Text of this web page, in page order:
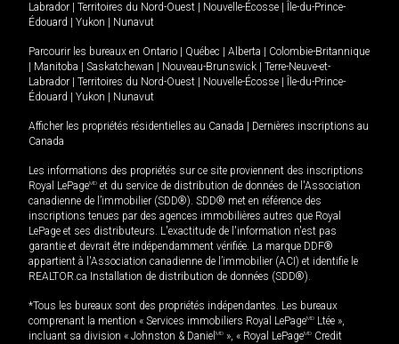
Labrador
Territoires du Nord-Ouest Nouvelle-Écosse
Île-du-Prince-
Édouard
Yukon Nunavut
Parcourir les bureaux en Ontario Québec Alberta
Colombie-Britannique
Manitoba Saskatchewan Nouveau-Brunswick
Terre-Neuve-et-
Labrador
Territoires du Nord-Ouest Nouvelle-Écosse
Île-du-Prince-
Édouard
Yukon Nunavut
Afficher les propriétés résidentielles au Canada
Dernières inscriptions au
Canada
Les informations des propriétés sur ce site proviennent des inscriptions
Royal LePageMD et du service de distribution de données de l'Association
canadienne de l’immobilier (SDD®). SDD® met en référence des
inscriptions tenues par des agences immobilières autres que Royal
LePage et ses distributeurs. L'exactitude de l'information n'est pas
garantie et devrait être indépendamment vérifiée. La marque DDF®
appartient à l'Association canadienne de l’immobilier (ACI) et identifie le
REALTOR.ca Installation de distribution de données (SDD®).
*Tous les bureaux sont des propriétés indépendantes. Les bureaux
comprenant la mention « Services immobiliers Royal LePageMD Ltée »,
incluant sa division « Johnston & Daniel MD », « Royal LePageMD Credit